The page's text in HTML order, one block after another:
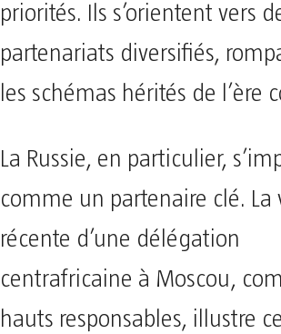
priorités. Ils s’orientent vers
partenariats diversifiés,
les schémas hérités de l’ère
La Russie, en particulier,
comme un partenaire clé. La
récente d’une délégation
centrafricaine à Moscou,
hauts responsables, illustre